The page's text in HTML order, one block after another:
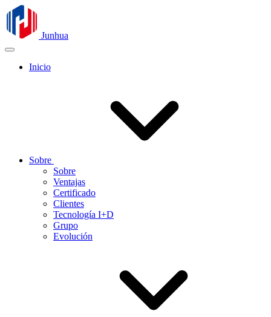
Junhua
Inicio
Sobre
Sobre
Ventajas
Certificado
Clientes
Tecnología I+D
Grupo
Evolución